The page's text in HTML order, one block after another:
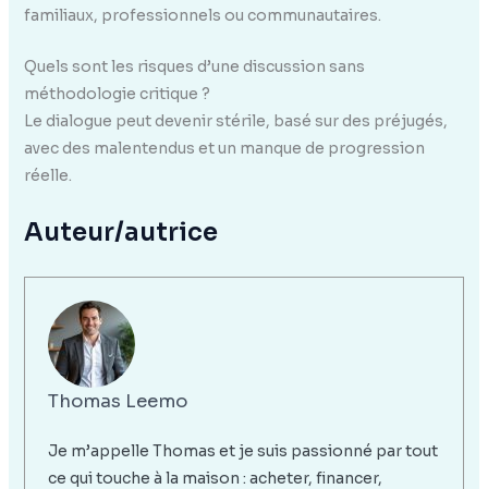
familiaux, professionnels ou communautaires.
Quels sont les risques d’une discussion sans
méthodologie critique ?
Le dialogue peut devenir stérile, basé sur des préjugés,
avec des malentendus et un manque de progression
réelle.
Auteur/autrice
Thomas Leemo
Je m’appelle Thomas et je suis passionné par tout
ce qui touche à la maison : acheter, financer,